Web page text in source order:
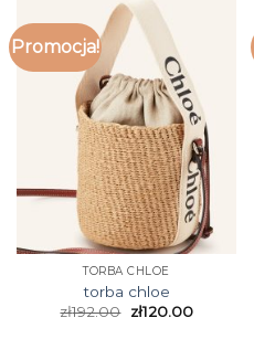
Promocja!
TORBA CHLOE
torba chloe
zł192.00 zł120.00